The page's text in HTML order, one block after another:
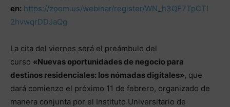
en: https://zoom.us/webinar/register/WN_h3QF7TpCTI
2hvwqrDDJaQg
La cita del viernes será el preámbulo del
curso «Nuevas oportunidades de negocio para
destinos residenciales: los nómadas digitales», que
dará comienzo el próximo 11 de febrero, organizado de
manera conjunta por el Instituto Universitario de